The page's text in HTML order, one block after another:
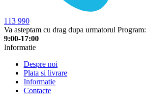
113 990
Va asteptam cu drag dupa urmatorul Program:
9:00-17:00
Informatie
Despre noi
Plata si livrare
Informatie
Contacte